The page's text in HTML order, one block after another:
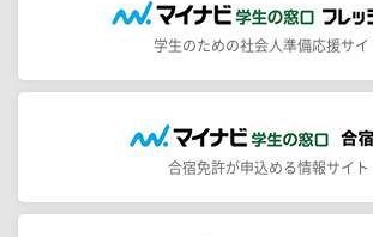
学生のための社会人準備応援サイ
合宿免許が申込める情報サイト